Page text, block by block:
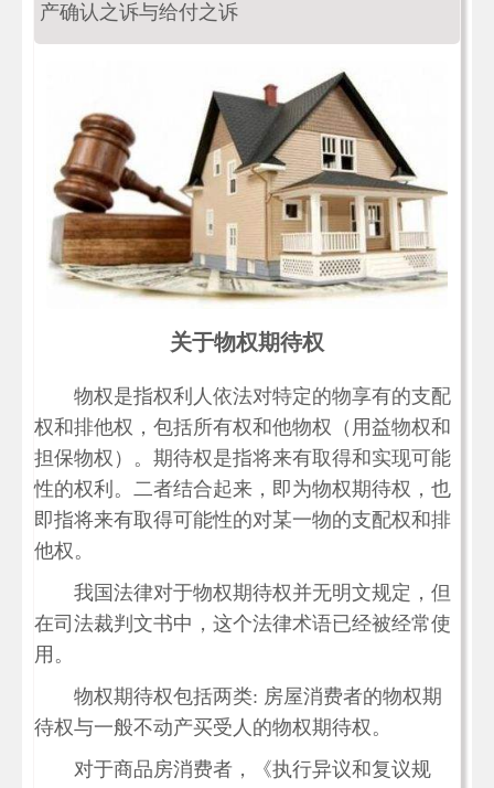
产确认之诉与给付之诉
关于物权期待权
物权是指权利人依法对特定的物享有的支配
权和排他权，包括所有权和他物权（用益物权和
担保物权）。期待权是指将来有取得和实现可能
性的权利。二者结合起来，即为物权期待权，也
即指将来有取得可能性的对某一物的支配权和排
他权。
我国法律对于物权期待权并无明文规定，但
在司法裁判文书中，这个法律术语已经被经常使
用。
物权期待权包括两类: 房屋消费者的物权期
待权与一般不动产买受人的物权期待权。
对于商品房消费者，《执行异议和复议规